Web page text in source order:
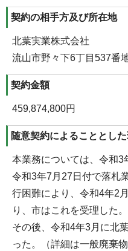
契約の相手方及び所在地
北葉実業株式会社
流山市野々下6丁目537番
契約金額
459,874,800円
随意契約によることとし
本業務については、令和3
令和3年7月27日付で落札
行困難により、令和4年2
り、市はこれを受理した。
その後、令和4年3月に北
った。（詳細は一般廃棄